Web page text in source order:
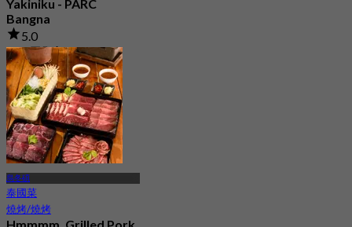
Yakiniku - PARC
Bangna
5.0
263 已預訂
起฿ 1,046
烏冬碩
泰國菜
燒烤/燒烤